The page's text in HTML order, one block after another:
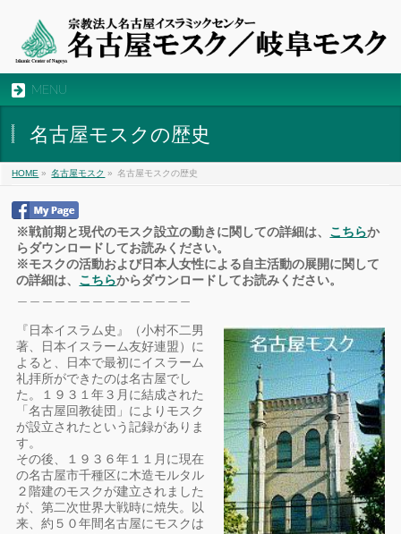
MENU
名古屋モスクの歴史
HOME » 名古屋モスク » 名古屋モスクの歴史
※戦前期と現代のモスク設立の動きに関しての詳細は、 こちらか
らダウンロードしてお読みください。
※モスクの活動および日本人女性による自主活動の展開に関して
の詳細は、 こちらからダウンロードしてお読みください。
『日本イスラム史』（小村不二男
著、日本イスラーム友好連盟）に
よると、日本で最初にイスラーム
礼拝所ができたのは名古屋でし
た。１９３１年３月に結成された
「名古屋回教徒団」によりモスク
が設立されたという記録がありま
す。
その後、１９３６年１１月に現在
の名古屋市千種区に木造モルタル
２階建のモスクが建立されました
が、第二次世界大戦時に焼失。以
来、約５０年間名古屋にモスクは